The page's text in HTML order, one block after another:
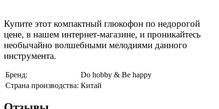
Купите этот компактный глюкофон по недорогой
цене, в нашем интернет-магазине, и проникайтесь
необычайно волшебными мелодиями данного
инструмента.
Бренд:
Do hobby & Be happy
Страна производства: Китай